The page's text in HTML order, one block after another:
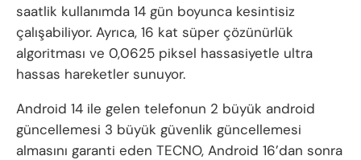
saatlik kullanımda 14 gün boyunca kesintisiz
çalışabiliyor. Ayrıca, 16 kat süper çözünürlük
algoritması ve 0,0625 piksel hassasiyetle ultra
hassas hareketler sunuyor.
Android 14 ile gelen telefonun 2 büyük android
güncellemesi 3 büyük güvenlik güncellemesi
almasını garanti eden TECNO, Android 16’dan sonra